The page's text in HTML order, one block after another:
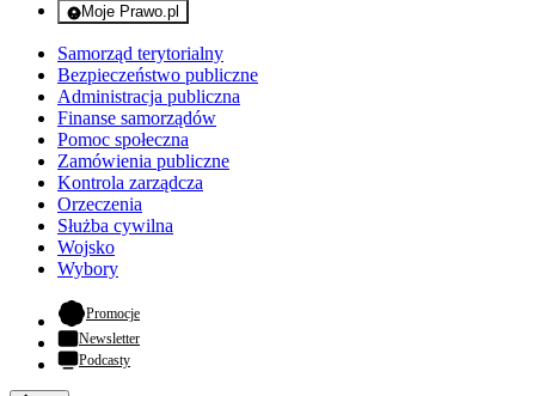
Moje Prawo.pl
- rejestracja i logowanie do serwisu
Samorząd terytorialny
Bezpieczeństwo publiczne
Administracja publiczna
Finanse samorządów
Pomoc społeczna
Zamówienia publiczne
Kontrola zarządcza
Orzeczenia
Służba cywilna
Wojsko
Wybory
Promocje- otwiera się w nowej karcie
Newsletter
Podcasty